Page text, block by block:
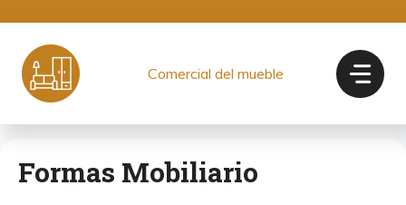
contenido
Comercial del mueble
Formas Mobiliario